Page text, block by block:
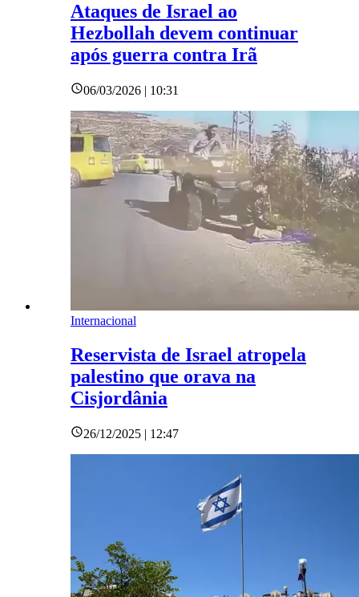
Ataques de Israel ao
Hezbollah devem continuar
após guerra contra Irã
06/03/2026 | 10:31
Internacional
Reservista de Israel atropela
palestino que orava na
Cisjordânia
26/12/2025 | 12:47